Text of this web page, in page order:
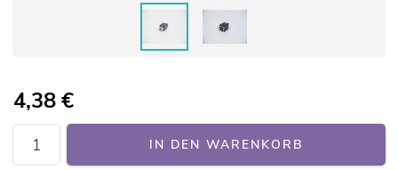
4,38€
IN DEN WARENKORB